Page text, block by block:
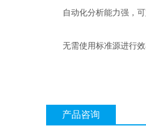
自动化分析能力强，可
无需使用标准源进行效
产品咨询